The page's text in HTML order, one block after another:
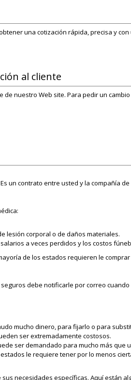
una cotización rápida, precisa y
al cliente
nuestro Web site. Para pedir un
un contrato entre usted y la compañía
lesión corporal o de daños materiales.
a veces perdidos y los costos
de los estados requieren le
debe notificarle por correo
mucho dinero, para fijarlo o para
ser extremadamente costosos.
ser demandado para mucho más que
le requiere tener por lo menos
necesidades específicas. Aquí están